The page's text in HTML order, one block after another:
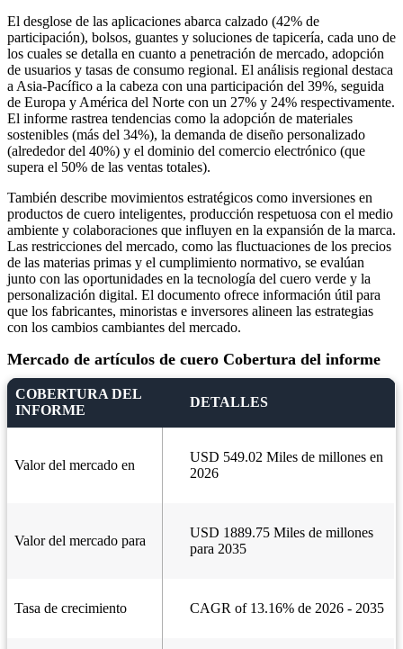
El desglose de las aplicaciones abarca calzado (42% de
participación), bolsos, guantes y soluciones de tapicería, cada uno de
los cuales se detalla en cuanto a penetración de mercado, adopción
de usuarios y tasas de consumo regional. El análisis regional destaca
a Asia-Pacífico a la cabeza con una participación del 39%, seguida
de Europa y América del Norte con un 27% y 24% respectivamente.
El informe rastrea tendencias como la adopción de materiales
sostenibles (más del 34%), la demanda de diseño personalizado
(alrededor del 40%) y el dominio del comercio electrónico (que
supera el 50% de las ventas totales).
También describe movimientos estratégicos como inversiones en
productos de cuero inteligentes, producción respetuosa con el medio
ambiente y colaboraciones que influyen en la expansión de la marca.
Las restricciones del mercado, como las fluctuaciones de los precios
de las materias primas y el cumplimiento normativo, se evalúan
junto con las oportunidades en la tecnología del cuero verde y la
personalización digital. El documento ofrece información útil para
que los fabricantes, minoristas e inversores alineen las estrategias
con los cambios cambiantes del mercado.
Mercado de artículos de cuero Cobertura del informe
COBERTURA DEL
INFORME
DETALLES
Valor del mercado en
USD 549.02 Miles de millones en
2026
Valor del mercado para
USD 1889.75 Miles de millones
para 2035
Tasa de crecimiento CAGR of 13.16% de 2026 - 2035